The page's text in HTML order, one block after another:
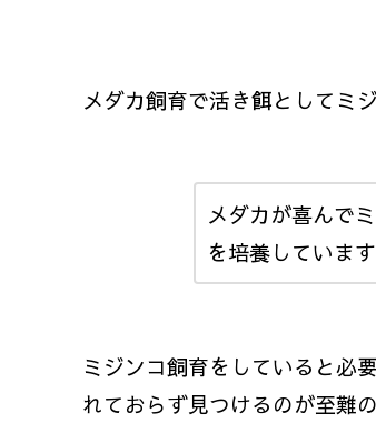
メダカ飼育で活き餌としてミ
メダカが喜んで
を培養しています
ミジンコ飼育をしていると必
れておらず見つけるのが至難の